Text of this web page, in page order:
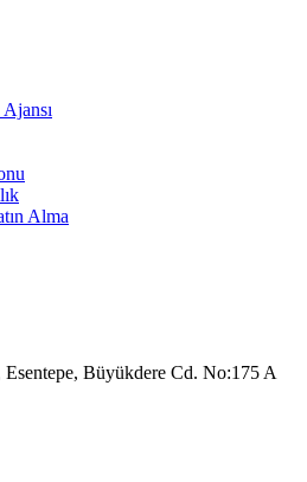
Alma
Esentepe, Büyükdere Cd. No:175 A